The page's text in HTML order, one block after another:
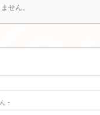
せん。
-